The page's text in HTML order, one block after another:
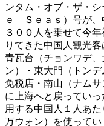
ンタム・オブ・ザ・
ｅ Ｓｅａｓ）号が、
３００人を乗せて今
りてきた中国人観光
青瓦台（チョンワデ
ン）・東大門（トン
免税店・南山（ナム
に上海へと戻ってい
用する中国人１人あ
万ウォン）を使って